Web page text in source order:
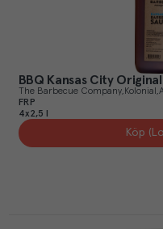
BBQ Kansas City Original
The Barbecue Company Kolonial
FRP
4x2,5 l
Köp